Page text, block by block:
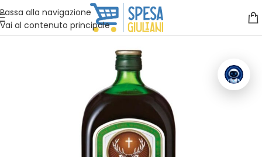
Passa alla navigazione
Vai al contenuto principale
Vuoi assistenza?Clicca qui e ti richiamiamo noi